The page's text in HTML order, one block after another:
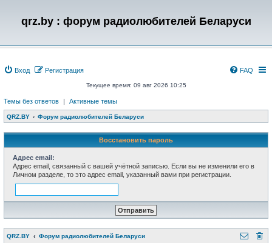
qrz.by : форум радиолюбителей Беларуси
Вход Регистрация FAQ
Текущее время: 09 авг 2026 10:25
Темы без ответов | Активные темы
QRZ.BY Форум радиолюбителей Беларуси
Восстановить пароль
Адрес email:
Адрес email, связанный с вашей учётной записью. Если вы не изменили его в
Личном разделе, то это адрес email, указанный вами при регистрации.
QRZ.BY Форум радиолюбителей Беларуси